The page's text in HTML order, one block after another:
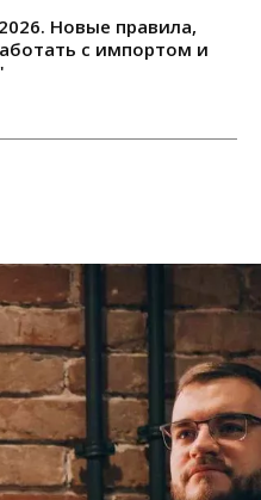
Новые правила,
с импортом и